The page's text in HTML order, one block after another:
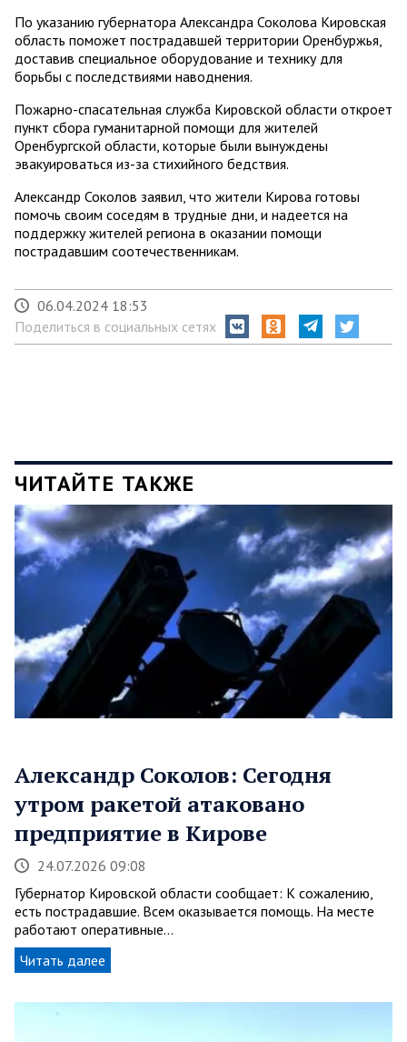
По указанию губернатора Александра Соколова Кировская
область поможет пострадавшей территории Оренбуржья,
доставив специальное оборудование и технику для
борьбы с последствиями наводнения.
Пожарно-спасательная служба Кировской области откроет
пункт сбора гуманитарной помощи для жителей
Оренбургской области, которые были вынуждены
эвакуироваться из-за стихийного бедствия.
Александр Соколов заявил, что жители Кирова готовы
помочь своим соседям в трудные дни, и надеется на
поддержку жителей региона в оказании помощи
пострадавшим соотечественникам.
06.04.2024 18:53
Поделиться в социальных сетях
ЧИТАЙТЕ ТАКЖЕ
Александр Соколов: Сегодня
утром ракетой атаковано
предприятие в Кирове
24.07.2026 09:08
Губернатор Кировской области сообщает: К сожалению,
есть пострадавшие. Всем оказывается помощь. На месте
работают оперативные…
Читать далее